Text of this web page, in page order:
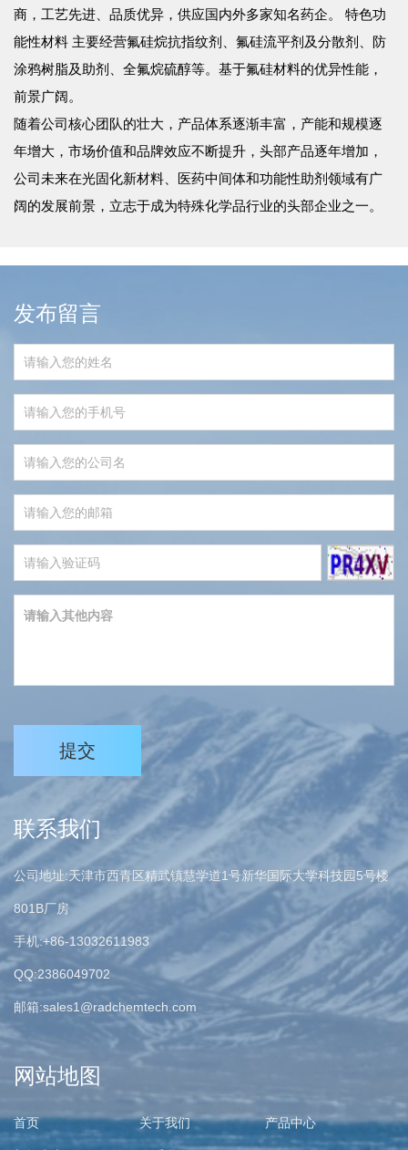
商，工艺先进、品质优异，供应国内外多家知名药企。 特色功
能性材料 主要经营氟硅烷抗指纹剂、氟硅流平剂及分散剂、防
涂鸦树脂及助剂、全氟烷硫醇等。基于氟硅材料的优异性能，
前景广阔。
随着公司核心团队的壮大，产品体系逐渐丰富，产能和规模逐
年增大，市场价值和品牌效应不断提升，头部产品逐年增加，
公司未来在光固化新材料、医药中间体和功能性助剂领域有广
阔的发展前景，立志于成为特殊化学品行业的头部企业之一。
发布留言
提交
联系我们
公司地址:天津市西青区精武镇慧学道1号新华国际大学科技园5号楼
801B厂房
手机:+86-13032611983
QQ:2386049702
邮箱:sales1@radchemtech.com
网站地图
首页 关于我们 产品中心